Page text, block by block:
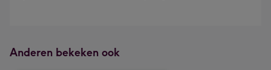
Anderen bekeken ook